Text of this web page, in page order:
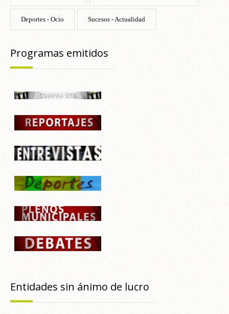
Deportes - Ocio Sucesos - Actualidad
Programas emitidos
Entidades sin ánimo de lucro